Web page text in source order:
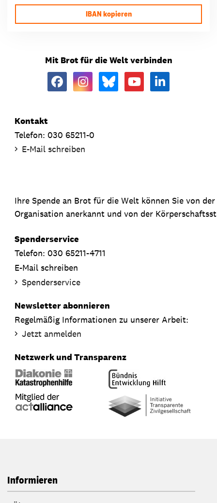
IBAN kopieren
Mit Brot für die Welt verbinden
Kontakt
Telefon: 030 65211-0
E-Mail schreiben
Ihre Spende an Brot für die Welt können Sie von
Organisation anerkannt und von der
Spenderservice
Telefon: 030 65211-4711
E-Mail schreiben
Spenderservice
Newsletter abonnieren
Regelmäßig Informationen zu unserer Arbeit:
Jetzt anmelden
Netzwerk und Transparenz
Informieren